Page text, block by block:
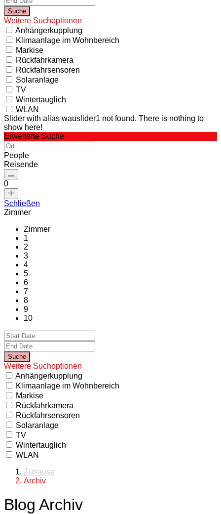
Weitere Suchoptionen
Anhängerkupplung
Klimaanlage im Wohnbereich
Markise
Rückfahrkamera
Rückfahrsensoren
Solaranlage
TV
Wintertauglich
WLAN
Slider with alias wauslider1 not found. There is nothing to
show here!
Erweiterte Suche
People
Reisende
0
Schließen
Zimmer
Zimmer
1
2
3
4
5
6
7
8
9
10
Weitere Suchoptionen
Anhängerkupplung
Klimaanlage im Wohnbereich
Markise
Rückfahrkamera
Rückfahrsensoren
Solaranlage
TV
Wintertauglich
WLAN
Zuhause
Archiv
Blog Archiv